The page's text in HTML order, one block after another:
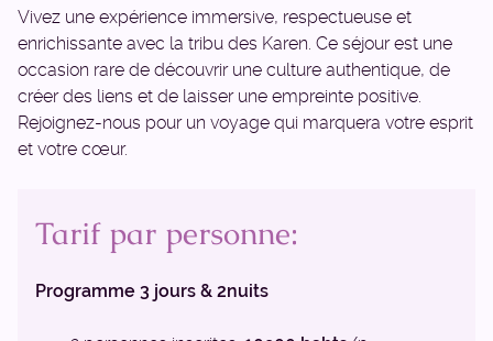
Vivez une expérience immersive, respectueuse et
enrichissante avec la tribu des Karen. Ce séjour est une
occasion rare de découvrir une culture authentique, de
créer des liens et de laisser une empreinte positive.
Rejoignez-nous pour un voyage qui marquera votre esprit
et votre cœur.
Tarif par personne:
Programme 3 jours & 2nuits